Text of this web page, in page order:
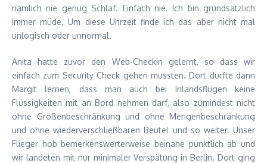
nämlich nie genug Schlaf. Einfach nie. Ich bin grundsätzlich
immer müde. Um diese Uhrzeit finde ich das aber nicht mal
unlogisch oder unnormal.
Anita hatte zuvor den Web-Checkin gelernt, so dass wir
einfach zum Security Check gehen mussten. Dort durfte dann
Margit lernen, dass man auch bei Inlandsflügen keine
Flüssigkeiten mit an Bord nehmen darf, also zumindest nicht
ohne Größenbeschränkung und ohne Mengenbeschränkung
und ohne wiederverschließbaren Beutel und so weiter. Unser
Flieger hob bemerkenswerterweise beinahe pünktlich ab und
wir landeten mit nur minimaler Verspätung in Berlin. Dort ging